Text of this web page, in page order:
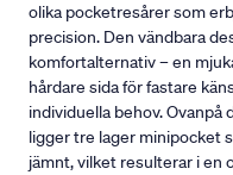
olika pocketresårer som
precision. Den vändbara
komfortalternativ – en
hårdare sida för fastare
individuella behov.
ligger tre lager minipocket
jämnt, vilket resulterar i en